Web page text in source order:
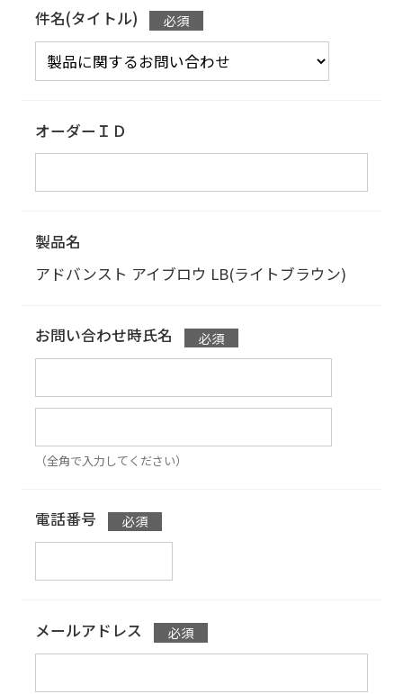
件名(タイトル)
オーダーＩＤ
製品名
アドバンスト アイブロウ LB(ライトブラウン)
お問い合わせ時氏名
（全角で入力してください）
電話番号
メールアドレス